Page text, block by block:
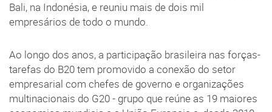
Bali, na Indonésia, e reuniu mais de dois mil
empresários de todo o mundo.
Ao longo dos anos, a participação brasileira nas forças-
tarefas do B20 tem promovido a conexão do setor
empresarial com chefes de governo e organizações
multinacionais do G20 - grupo que reúne as 19 maiores